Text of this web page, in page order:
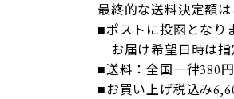
最終的な送料決定額
■ポストに投函となり
お届け希望日時は指
■送料：全国一律380円
■お買い上げ税込み